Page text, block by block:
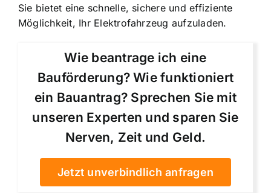
Sie bietet eine schnelle, sichere und effiziente
Möglichkeit, Ihr Elektrofahrzeug aufzuladen.
Wie beantrage ich eine
Bauförderung? Wie funktioniert
ein Bauantrag? Sprechen Sie mit
unseren Experten und sparen Sie
Nerven, Zeit und Geld.
Jetzt unverbindlich anfragen